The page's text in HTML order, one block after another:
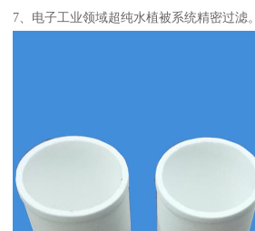
7、电子工业领域超纯水植被系统精密过滤。